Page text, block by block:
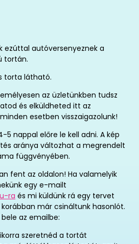
ezúttal autóversenyeznek a
tortán.
torta látható.
az üzletünkben tudsz
és elküldheted itt az
esetben visszaigazolunk!
nappal előre le kell adni. A kép
aránya változhat a megrendelt
függvényében.
fent az oldalon! Ha valamelyik
egy e-mailt
ra és mi küldünk rá egy tervet
már csináltunk hasonlót.
az emailbe:
szeretnéd a tortát